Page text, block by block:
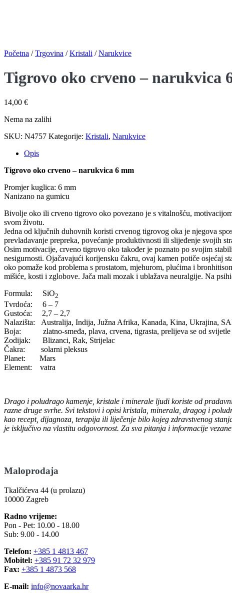
Početna / Trgovina / Kristali / Narukvice
Tigrovo oko crveno – narukvica
14,00 €
Nema na zalihi
SKU: N4757 Kategorije: Kristali, Narukvice
Opis
Tigrovo oko crveno – narukvica 6 mm
Promjer kuglica: 6 mm
Nanizano na gumicu
Bivolje oko ili crveno tigrovo oko povezano je s vitalnošću,
svom životu.
Jedna od ključnih duhovnih koristi crvenog tigrovog oka je njegova
prevladavanje prepreka, povećanje produktivnosti ili slijeđenje svojih
Osim motivacije, crveno tigrovo oko također je poznato po svojim
nesigurnosti. Ojačavajući korijensku čakru, ovaj kamen potiče osjećaj
oko pomaže kod problema s prostatom, mjehurom, plućima i
mišiće, kosti i zglobove. Jača mali mozak i ublažava neuralgije. Na
Formula: SiO2
Tvrdoća: 6 – 7
Gustoća: 2,7 – 2,7
Nalazišta: Australija, Indija, Južna Afrika, Kanada, Kina, Ukrajina,
Boja: zlatno-smeđa, plava, crvena, tigrasta, prelijeva se od svijetle
Zodijak: Blizanci, Rak, Strijelac
Čakra: solarni pleksus
Planet: Mars
Element: vatra
Drago i poludrago kamenje, kristale i minerale ljudi koriste od
razne druge svrhe. Svi tekstovi i opisi kristala, minerala, dragog i
kao recept, dijagnoza, terapija ili liječenje bilo kojeg zdravstvenog
je isključivo na vlastitu odgovornost. Za sva pitanja i informacije
Maloprodaja
Tkalčićeva 44 (u prolazu)
10000 Zagreb
Radno vrijeme:
Pon - Pet: 10.00 - 18.00
Sub: 9.00 - 14.00
Telefon: +385 1 4813 467
Mobitel: +385 91 72 32 979
Fax: +385 1 4873 568
E-mail: info@novaarka.hr